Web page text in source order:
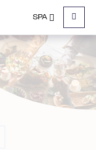
SPA
Menu